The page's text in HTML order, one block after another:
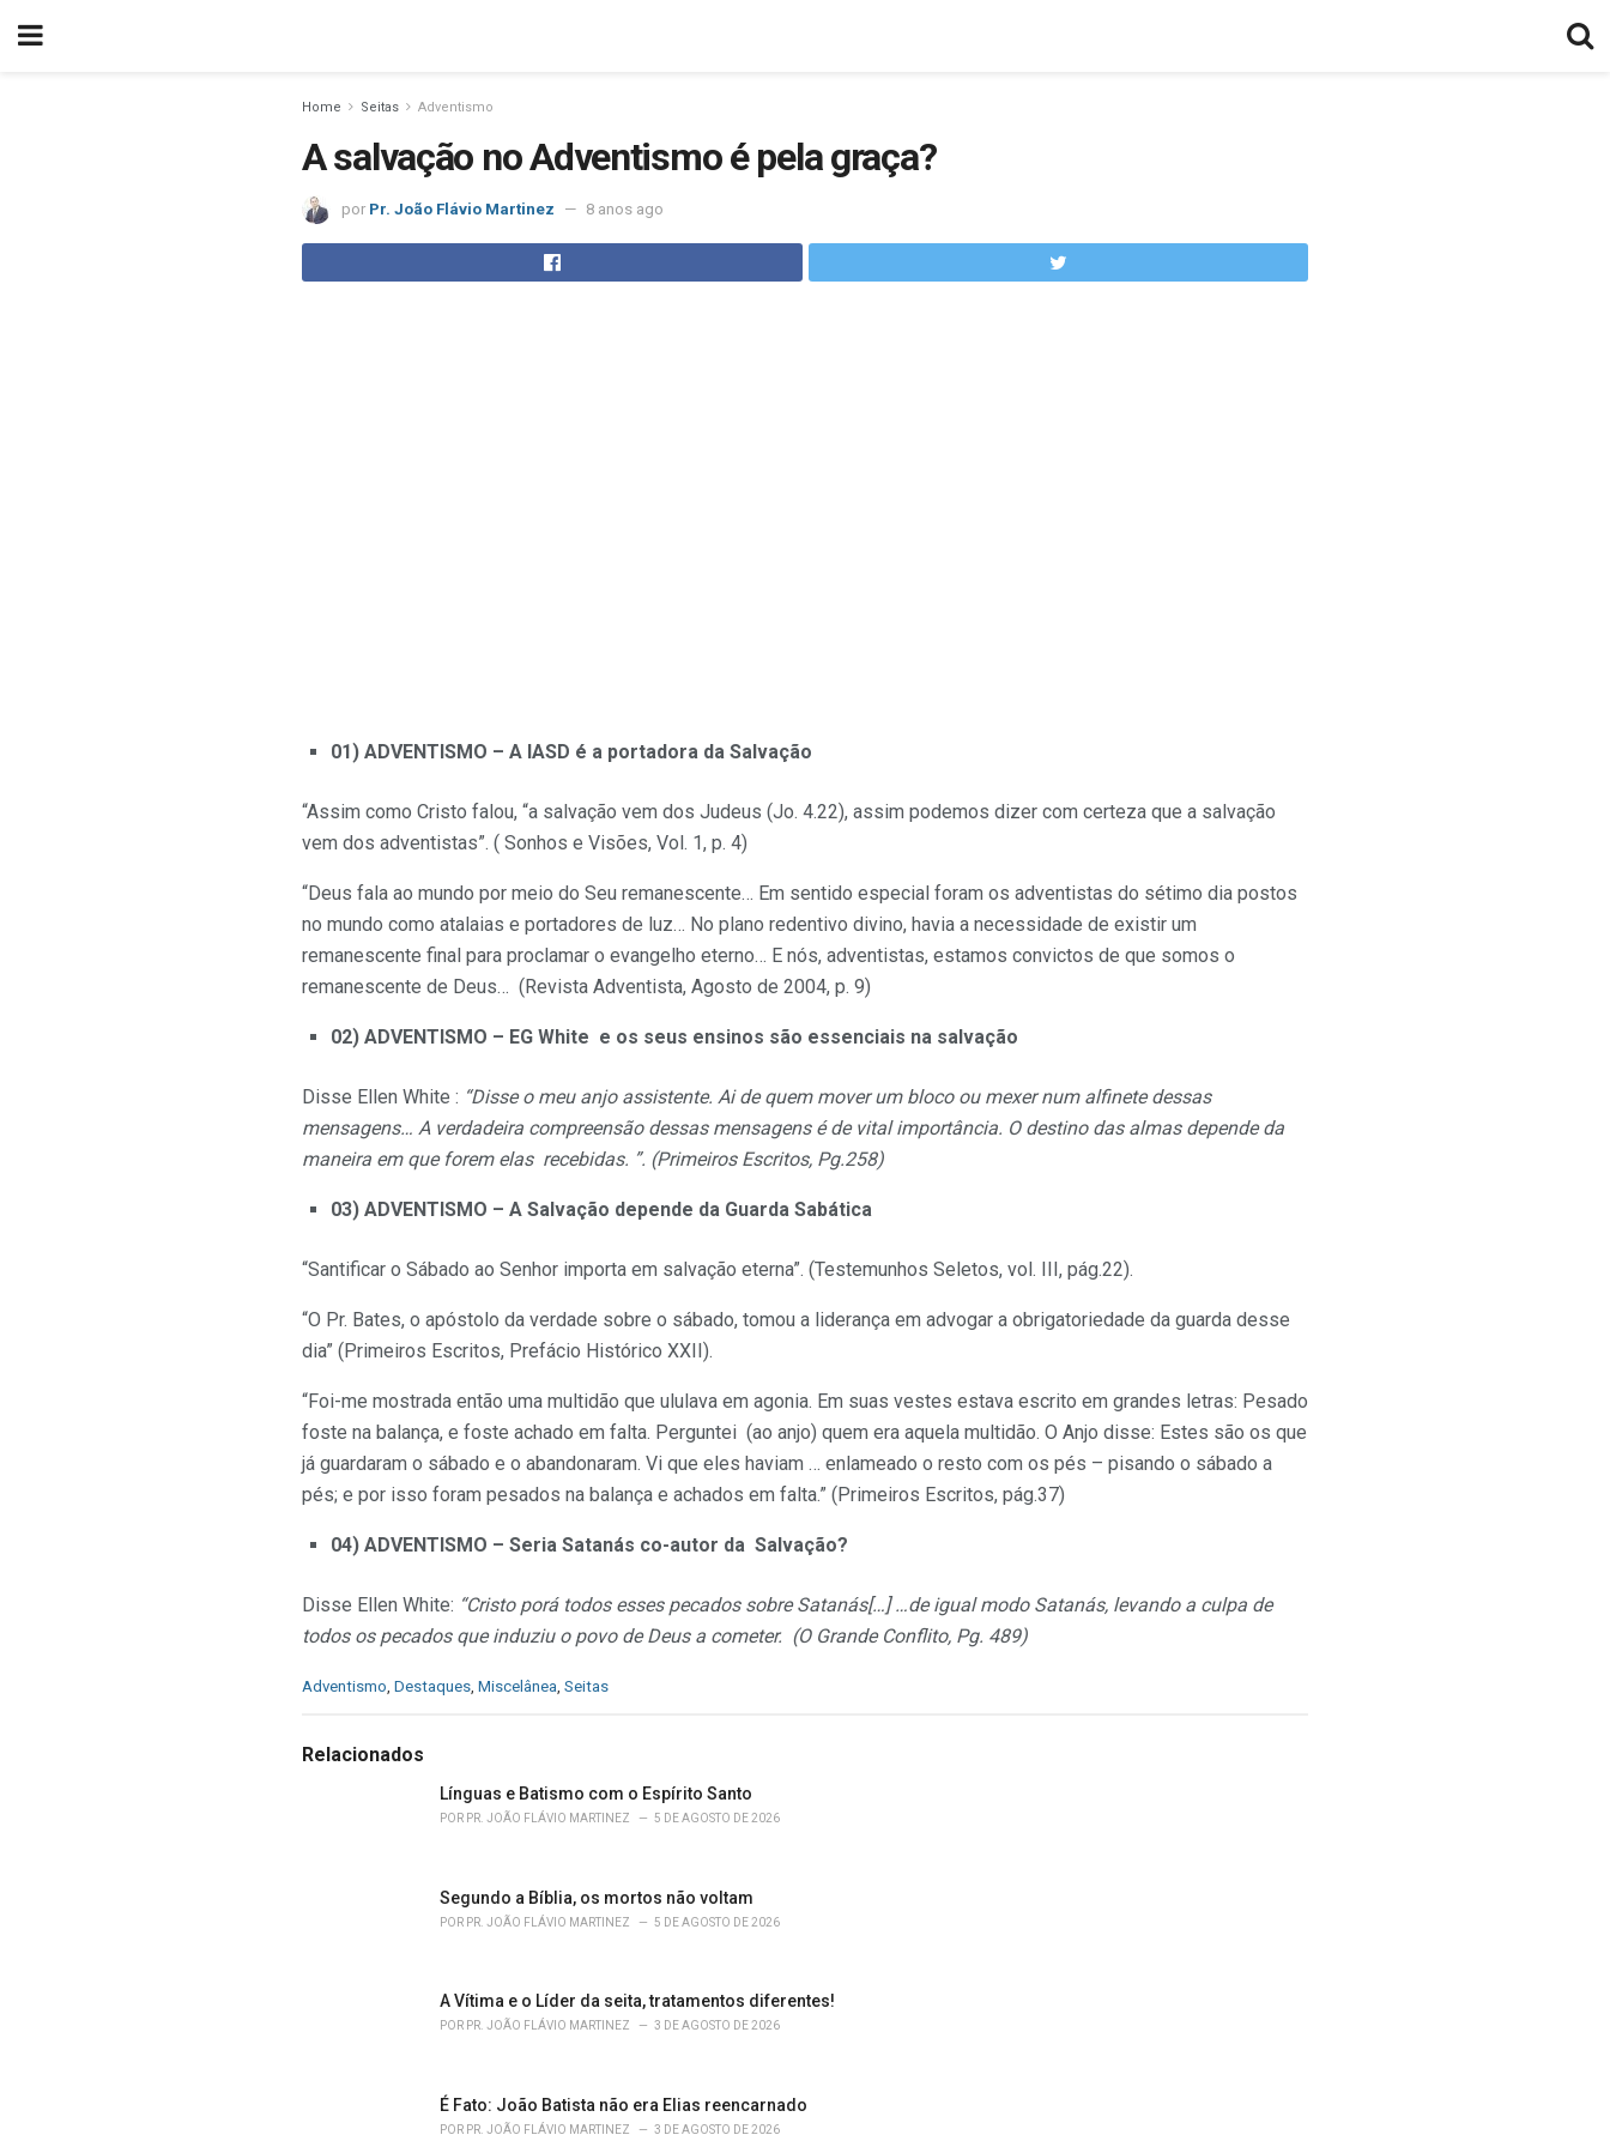
Home Seitas Adventismo
A salvação no Adventismo é pela graça?
por Pr. João Flávio Martinez 8 anos ago
01) ADVENTISMO – A IASD é a portadora da Salvação
“Assim como Cristo falou, “a salvação vem dos Judeus (Jo. 4.22), assim podemos dizer com certeza que a salvação
vem dos adventistas”. ( Sonhos e Visões, Vol. 1, p. 4)
“Deus fala ao mundo por meio do Seu remanescente… Em sentido especial foram os adventistas do sétimo dia postos
no mundo como atalaias e portadores de luz… No plano redentivo divino, havia a necessidade de existir um
remanescente final para proclamar o evangelho eterno… E nós, adventistas, estamos convictos de que somos o
remanescente de Deus… (Revista Adventista, Agosto de 2004, p. 9)
02) ADVENTISMO – EG White e os seus ensinos são essenciais na salvação
Disse Ellen White : “Disse o meu anjo assistente. Ai de quem mover um bloco ou mexer num alfinete dessas
mensagens… A verdadeira compreensão dessas mensagens é de vital importância. O destino das almas depende da
maneira em que forem elas recebidas. ”. (Primeiros Escritos, Pg.258)
03) ADVENTISMO – A Salvação depende da Guarda Sabática
“Santificar o Sábado ao Senhor importa em salvação eterna”. (Testemunhos Seletos, vol. III, pág.22).
“O Pr. Bates, o apóstolo da verdade sobre o sábado, tomou a liderança em advogar a obrigatoriedade da guarda desse
dia” (Primeiros Escritos, Prefácio Histórico XXII).
“Foi-me mostrada então uma multidão que ululava em agonia. Em suas vestes estava escrito em grandes letras: Pesado
foste na balança, e foste achado em falta. Perguntei (ao anjo) quem era aquela multidão. O Anjo disse: Estes são os que
já guardaram o sábado e o abandonaram. Vi que eles haviam … enlameado o resto com os pés – pisando o sábado a
pés; e por isso foram pesados na balança e achados em falta.” (Primeiros Escritos, pág.37)
04) ADVENTISMO – Seria Satanás co-autor da Salvação?
Disse Ellen White: “Cristo porá todos esses pecados sobre Satanás[…] …de igual modo Satanás, levando a culpa de
todos os pecados que induziu o povo de Deus a cometer. (O Grande Conflito, Pg. 489)
C
e
Adventismo Destaques Miscelânea Seitas
Relacionados
Línguas e Batismo com o Espírito Santo
POR PR. JOÃO FLÁVIO MARTINEZ 5 DE AGOSTO DE 2026
Segundo a Bíblia, os mortos não voltam
POR PR. JOÃO FLÁVIO MARTINEZ 5 DE AGOSTO DE 2026
A Vítima e o Líder da seita, tratamentos diferentes!
POR PR. JOÃO FLÁVIO MARTINEZ 3 DE AGOSTO DE 2026
É Fato: João Batista não era Elias reencarnado
POR PR. JOÃO FLÁVIO MARTINEZ 3 DE AGOSTO DE 2026